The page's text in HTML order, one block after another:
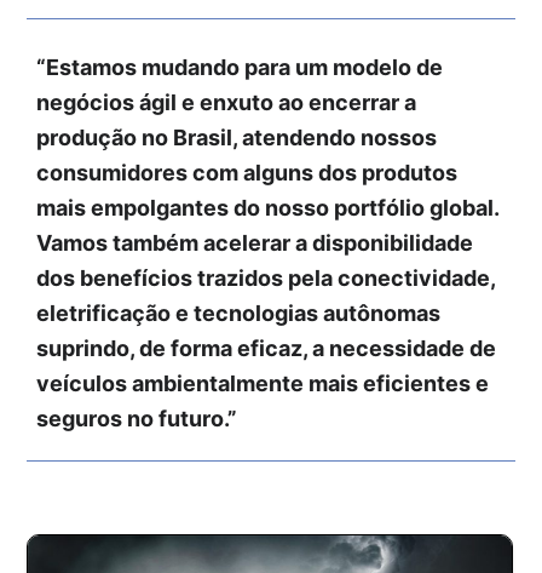
“Estamos mudando para um modelo de
negócios ágil e enxuto ao encerrar a
produção no Brasil, atendendo nossos
consumidores com alguns dos produtos
mais empolgantes do nosso portfólio global.
Vamos também acelerar a disponibilidade
dos benefícios trazidos pela conectividade,
eletrificação e tecnologias autônomas
suprindo, de forma eficaz, a necessidade de
veículos ambientalmente mais eficientes e
seguros no futuro.”